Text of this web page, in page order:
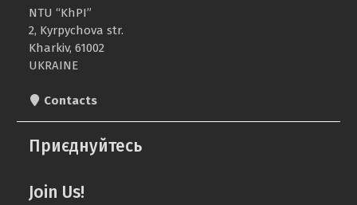
NTU “KhPI”
2, Kyrpychova str.
Kharkiv, 61002
UKRAINE
Contacts
Приєднуйтесь
Join Us!